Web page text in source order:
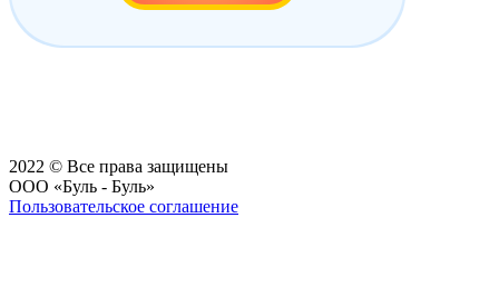
2022 © Все права защищены
ООО «Буль - Буль»
Пользовательское соглашение